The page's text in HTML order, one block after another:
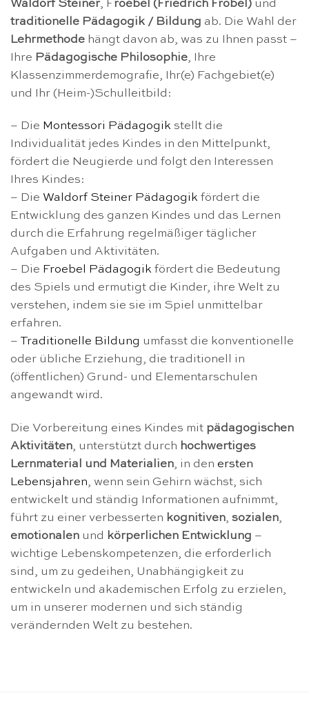
Waldorf Steiner, F roebel (Friedrich Fröbel) und
traditionelle Pädagogik / Bildung ab. Die Wahl der
Lehrmethode hängt davon ab, was zu Ihnen passt –
Ihre Pädagogische Philosophie, Ihre
Klassenzimmerdemografie, Ihr(e) Fachgebiet(e)
und Ihr (Heim-)Schulleitbild:
– Die Montessori Pädagogik stellt die
Individualität jedes Kindes in den Mittelpunkt,
fördert die Neugierde und folgt den Interessen
Ihres Kindes:
– Die Waldorf Steiner Pädagogik fördert die
Entwicklung des ganzen Kindes und das Lernen
durch die Erfahrung regelmäßiger täglicher
Aufgaben und Aktivitäten.
– Die Froebel Pädagogik fördert die Bedeutung
des Spiels und ermutigt die Kinder, ihre Welt zu
verstehen, indem sie sie im Spiel unmittelbar
erfahren.
– Traditionelle Bildung umfasst die konventionelle
oder übliche Erziehung, die traditionell in
(öffentlichen) Grund- und Elementarschulen
angewandt wird.
Die Vorbereitung eines Kindes mit pädagogischen
Aktivitäten, unterstützt durch hochwertiges
Lernmaterial und Materialien, in den ersten
Lebensjahren, wenn sein Gehirn wächst, sich
entwickelt und ständig Informationen aufnimmt,
führt zu einer verbesserten kognitiven, sozialen,
emotionalen und körperlichen Entwicklung –
wichtige Lebenskompetenzen, die erforderlich
sind, um zu gedeihen, Unabhängigkeit zu
entwickeln und akademischen Erfolg zu erzielen,
um in unserer modernen und sich ständig
verändernden Welt zu bestehen.